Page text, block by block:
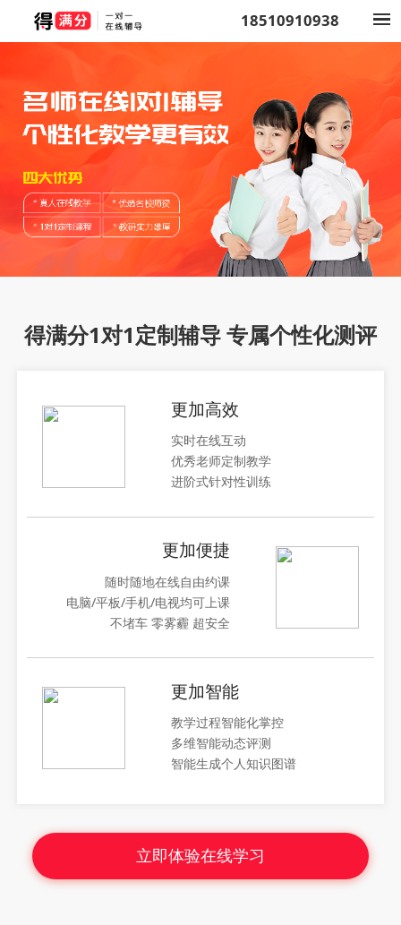
18510910938
得满分1对1定制辅导 专属个性化测评
更加高效
实时在线互动
优秀老师定制教学
进阶式针对性训练
更加便捷
随时随地在线自由约课
电脑/平板/手机/电视均可上课
不堵车 零雾霾 超安全
更加智能
教学过程智能化掌控
多维智能动态评测
智能生成个人知识图谱
立即体验在线学习